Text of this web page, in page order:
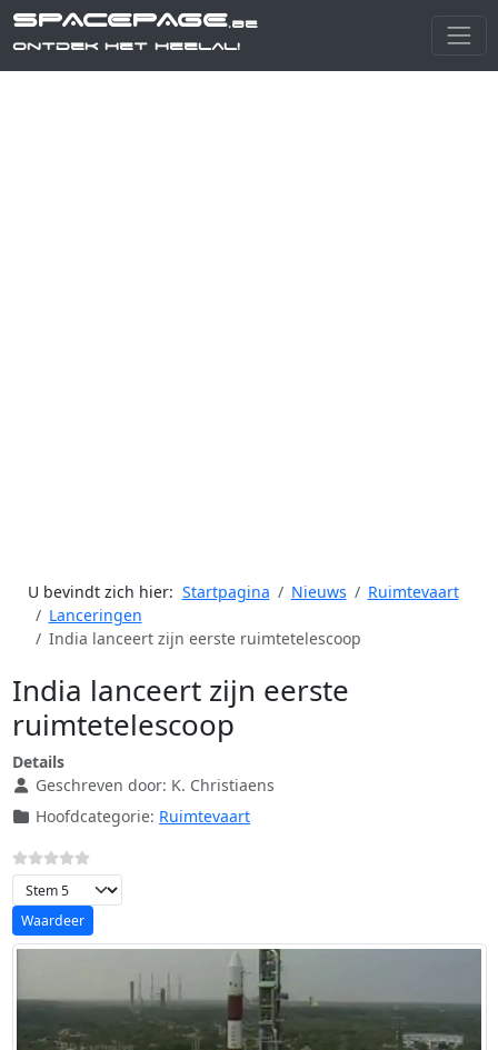
SPACEPAGE.be
Ontdek het heelal!
U bevindt zich hier: Startpagina Nieuws
Ruimtevaart
Lanceringen
India lanceert zijn eerste ruimtetelescoop
India lanceert zijn eerste
ruimtetelescoop
Details
Geschreven door: K. Christiaens
Hoofdcategorie: Ruimtevaart
Voeg waardering toe